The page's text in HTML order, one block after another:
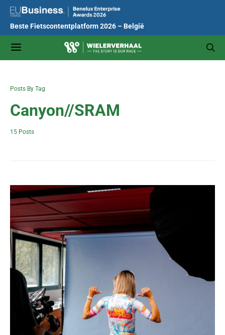
Beste Fietscontentplatform 2026 – België
Posts By Tag
Canyon//SRAM
15 Posts